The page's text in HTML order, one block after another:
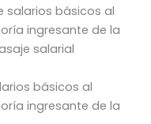
salarios básicos al
ingresante de la
salarial
básicos al
ingresante de la